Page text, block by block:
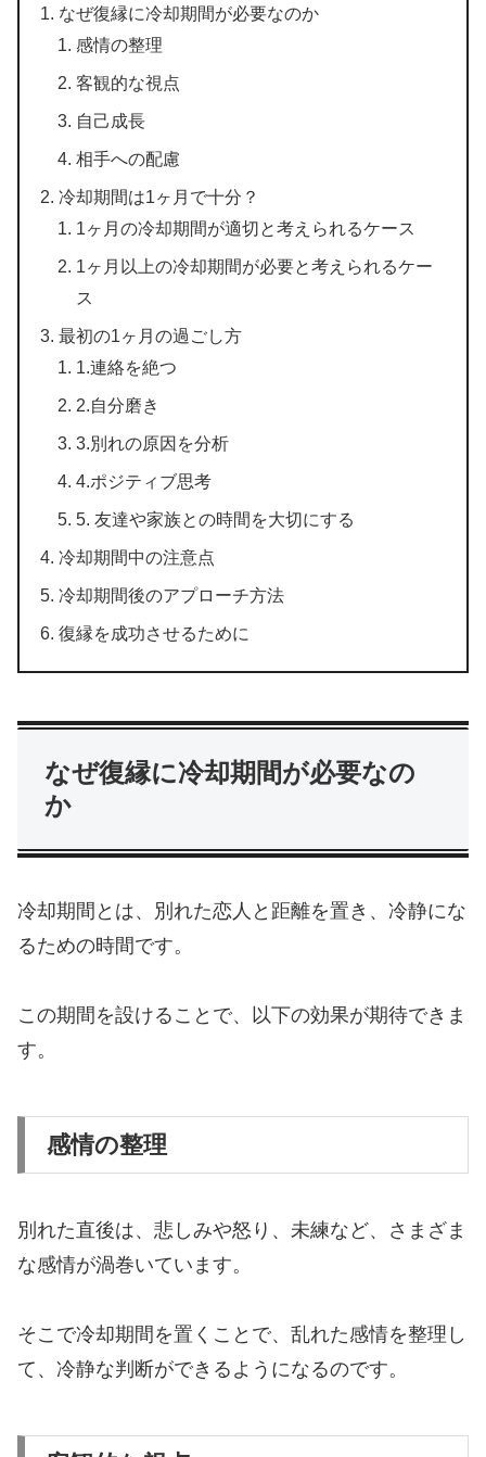
なぜ復縁に冷却期間が必要なのか
感情の整理
客観的な視点
自己成長
相手への配慮
冷却期間は1ヶ月で十分？
1ヶ月の冷却期間が適切と考えられるケース
1ヶ月以上の冷却期間が必要と考えられるケー
ス
最初の1ヶ月の過ごし方
1.連絡を絶つ
2.自分磨き
3.別れの原因を分析
4.ポジティブ思考
5. 友達や家族との時間を大切にする
冷却期間中の注意点
冷却期間後のアプローチ方法
復縁を成功させるために
なぜ復縁に冷却期間が必要なの
か
冷却期間とは、別れた恋人と距離を置き、冷静にな
るための時間です。
この期間を設けることで、以下の効果が期待できま
す。
感情の整理
別れた直後は、悲しみや怒り、未練など、さまざま
な感情が渦巻いています。
そこで冷却期間を置くことで、乱れた感情を整理し
て、冷静な判断ができるようになるのです。